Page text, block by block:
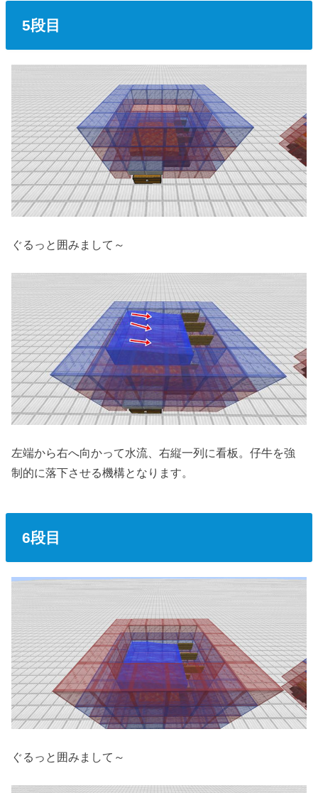
5段目
ぐるっと囲みまして～
左端から右へ向かって水流、右縦一列に看板。仔牛を強
制的に落下させる機構となります。
6段目
ぐるっと囲みまして～